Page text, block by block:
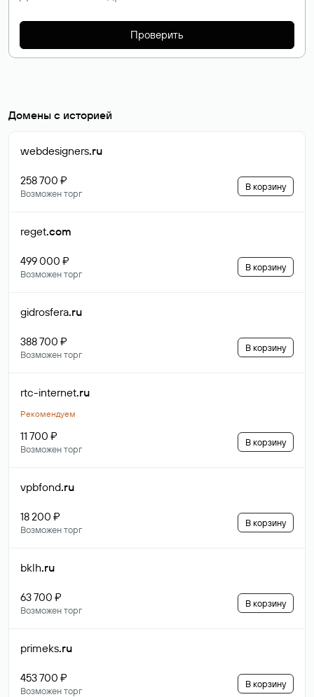
Проверить
Домены с историей
webdesigners.ru
258 700 ₽
Возможен торг
В корзину
reget.com
499 000 ₽
Возможен торг
В корзину
gidrosfera.ru
388 700 ₽
Возможен торг
В корзину
rtc-internet.ru
Рекомендуем
11 700 ₽
Возможен торг
В корзину
vpbfond.ru
18 200 ₽
Возможен торг
В корзину
bklh.ru
63 700 ₽
Возможен торг
В корзину
primeks.ru
453 700 ₽
Возможен торг
В корзину